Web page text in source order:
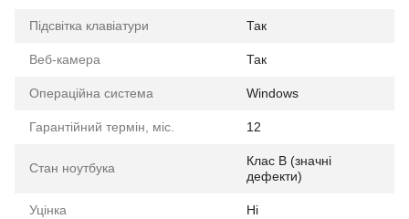
Підсвітка клавіатури Так
Веб-камера Так
Операційна система Windows
Гарантійний термін, міс. 12
Стан ноутбука
Клас B (значні
дефекти)
Уцінка Ні